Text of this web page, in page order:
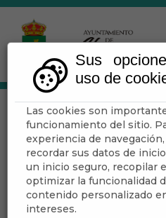
Sus
uso de
Las cookies son
funcionamiento del sitio.
experiencia de
recordar sus datos de
un inicio seguro, recopilar
optimizar la funcionalidad
contenido personalizado
intereses.
SESIÓN
Escuchar